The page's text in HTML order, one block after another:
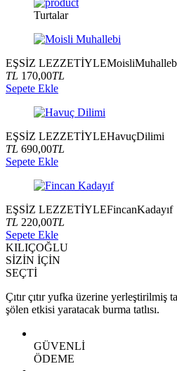
Turtalar
EŞSİZ LEZZETİYLEMoisli
TL 170,00TL
Sepete Ekle
EŞSİZ LEZZETİYLEHavuçDilimi
TL 690,00TL
Sepete Ekle
EŞSİZ LEZZETİYLEFincanKadayıf
TL 220,00TL
Sepete Ekle
KILIÇOĞLU
SİZİN İÇİN
SEÇTİ
Çıtır çıtır yufka üzerine yerleştirilmiş
şölen etkisi yaratacak burma tatlısı.
GÜVENLİ
ÖDEME